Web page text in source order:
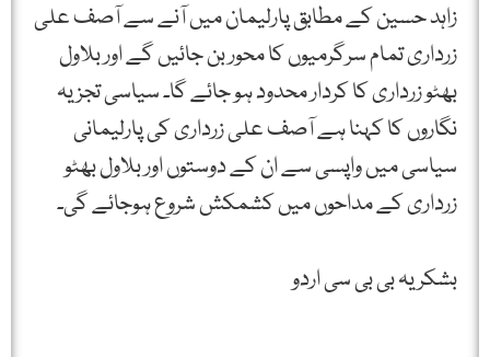
زاہد حسین کے مطابق پارلیمان میں آنے سے آصف علی
زرداری تمام سرگرمیوں کا محور بن جائیں گے اور بلاول
بھٹو زرداری کا کردار محدود ہو جائے گا۔ سیاسی تجزیہ
نگاروں کا کہنا ہے آصف علی زرداری کی پارلیمانی
سیاسی میں واپسی سے ان کے دوستوں اور بلاول بھٹو
زرداری کے مداحوں میں کشمکش شروع ہوجائے گی۔
بشکریہ بی بی سی اردو